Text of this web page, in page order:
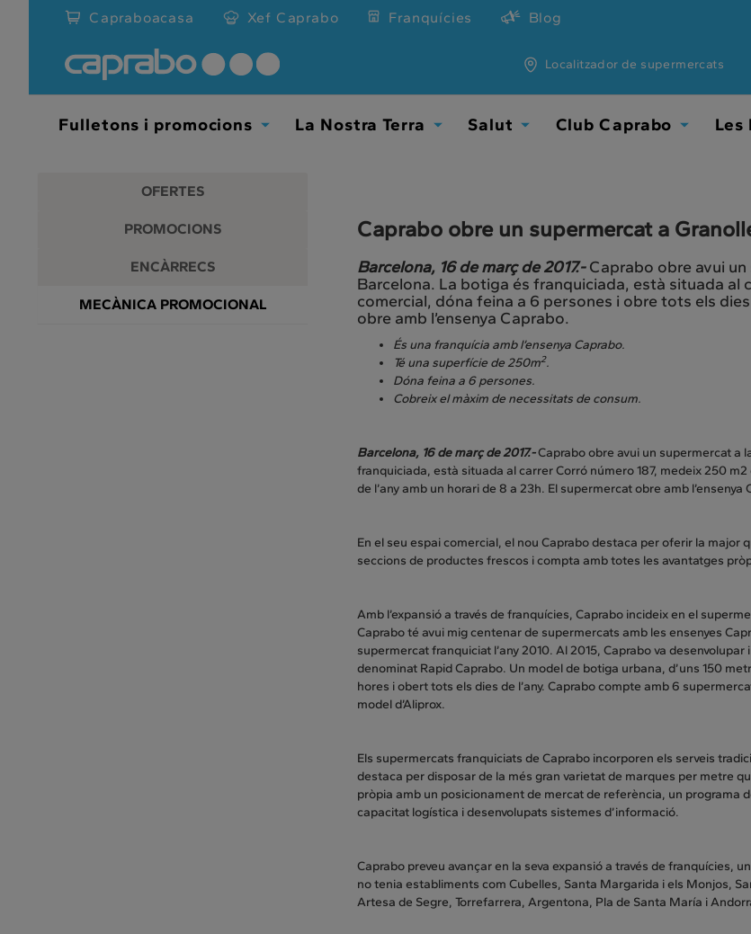
Promocions
descomptes
supermercats
Capraboacasa Xef Caprabo Franquícies Blog
Localitzador de supermercats
Fulletons i promocions La Nostra Terra Salut Club Caprabo Les
OFERTES
PROMOCIONS
ENCÀRRECS
MECÀNICA PROMOCIONAL
Caprabo obre un supermercat a
Barcelona, 16 de març de 2017.-Caprabo obre avui
Barcelona. La botiga és franquiciada, està situada al
comercial, dóna feina a 6 persones i obre tots els
obre amb l’ensenya Caprabo.
És una franquícia amb l’ensenya Caprabo.
Té una superfície de 250m2.
Dóna feina a 6 persones.
Cobreix el màxim de necessitats de consum.
Barcelona, 16 de març de 2017.-Caprabo obre avui un supermercat a
franquiciada, està situada al carrer Corró número 187, medeix 250
de l’any amb un horari de 8 a 23h. El supermercat obre amb l’ensenya
En el seu espai comercial, el nou Caprabo destaca per oferir la
seccions de productes frescos i compta amb totes les avantatges
Amb l’expansió a través de franquícies, Caprabo incideix en el
Caprabo té avui mig centenar de supermercats amb les ensenyes
supermercat franquiciat l’any 2010. Al 2015, Caprabo va
denominat Rapid Caprabo. Un model de botiga urbana, d’uns 150
hores i obert tots els dies de l’any. Caprabo compte amb 6
model d’Aliprox.
Els supermercats franquiciats de Caprabo incorporen els serveis
destaca per disposar de la més gran varietat de marques per metre
pròpia amb un posicionament de mercat de referència, un programa
capacitat logística i desenvolupats sistemes d’informació.
Caprabo preveu avançar en la seva expansió a través de franquícies,
no tenia establiments com Cubelles, Santa Margarida i els Monjos,
Artesa de Segre, Torrefarrera, Argentona, Pla de Santa María i